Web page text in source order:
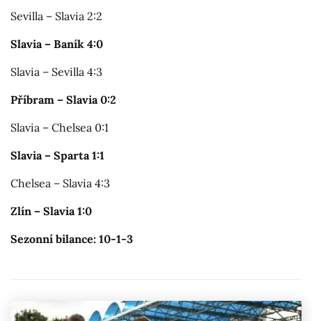
Sevilla – Slavia 2:2
Slavia – Baník 4:0
Slavia – Sevilla 4:3
Příbram – Slavia 0:2
Slavia – Chelsea 0:1
Slavia – Sparta 1:1
Chelsea – Slavia 4:3
Zlín – Slavia 1:0
Sezonní bilance: 10-1-3